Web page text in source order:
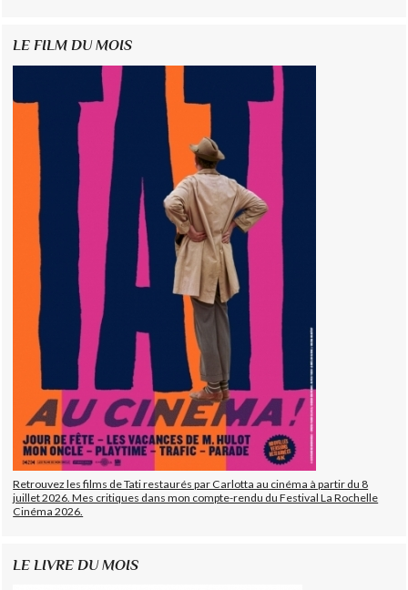
LE FILM DU MOIS
Retrouvez les films de Tati restaurés par Carlotta au cinéma à partir du 8
juillet 2026. Mes critiques dans mon compte-rendu du Festival La Rochelle
Cinéma 2026.
LE LIVRE DU MOIS